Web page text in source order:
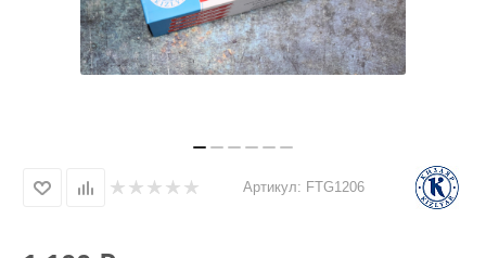
Артикул: FTG1206